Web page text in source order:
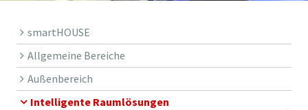
smartHOUSE
Allgemeine Bereiche
Außenbereich
Intelligente Raumlösungen